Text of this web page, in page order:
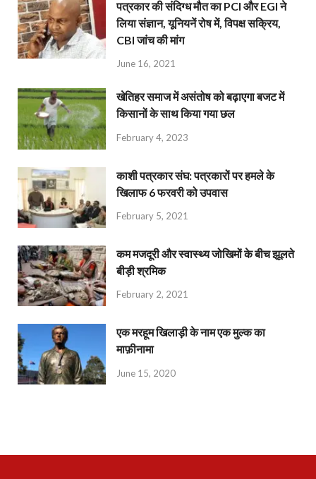
पत्रकार की संदिग्ध मौत का PCI और EGI ने
लिया संज्ञान, यूनियनें रोष में, विपक्ष सक्रिय,
CBI जांच की मांग
June 16, 2021
खेतिहर समाज में असंतोष को बढ़ाएगा बजट में
किसानों के साथ किया गया छल
February 4, 2023
काशी पत्रकार संघ: पत्रकारों पर हमले के
खिलाफ 6 फरवरी को उपवास
February 5, 2021
कम मजदूरी और स्वास्थ्य जोखिमों के बीच झूलते
बीड़ी श्रमिक
February 2, 2021
एक मरहूम खिलाड़ी के नाम एक मुल्क का
माफ़ीनामा
June 15, 2020